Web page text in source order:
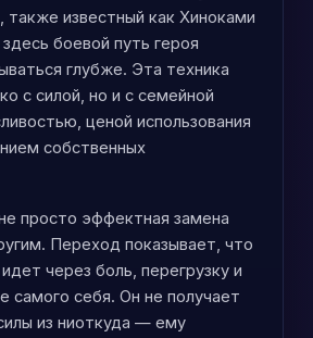
также известный как Хиноками
боевой путь героя
глубже. Эта техника
с силой, но и с семейной
ценой использования
собственных
просто эффектная замена
Переход показывает, что
через боль, перегрузку и
самого себя. Он не получает
из ниоткуда — ему